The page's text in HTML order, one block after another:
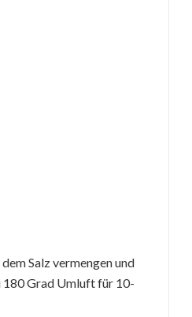
Salz vermengen und
180 Grad Umluft für 10-